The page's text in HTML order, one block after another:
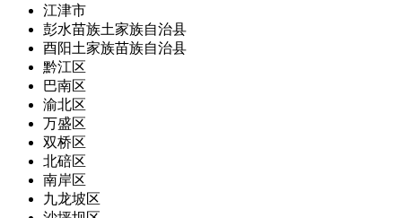
江津市
彭水苗族土家族自治县
酉阳土家族苗族自治县
黔江区
巴南区
渝北区
万盛区
双桥区
北碚区
南岸区
九龙坡区